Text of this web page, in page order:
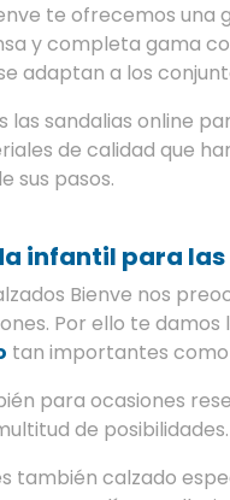
te ofrecemos una
y completa gama
adaptan a los
las sandalias online
de calidad que
sus pasos.
infantil para
Bienve nos
Por ello te
tan importantes como
para ocasiones
de posibilidades.
también calzado